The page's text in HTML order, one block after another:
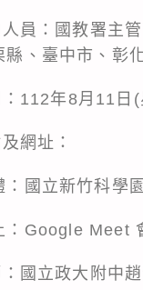
員：國教署主
縣、臺中市、彰
112年8月11日
網址：
：國立新竹科學
：Google Meet
國立政大附中